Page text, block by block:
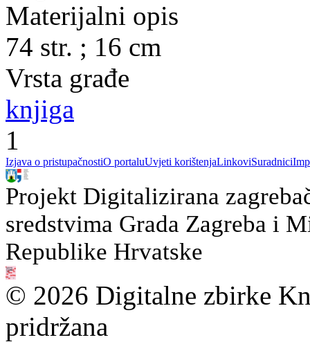
Materijalni opis
74 str. ; 16 cm
Vrsta građe
knjiga
1
Izjava o pristupačnostiO portaluUvjeti korištenjaLinkoviSuradnici
Projekt Digitalizirana
sredstvima Grada Zagreba i
Republike Hrvatske
© 2026 Digitalne zbirke
pridržana